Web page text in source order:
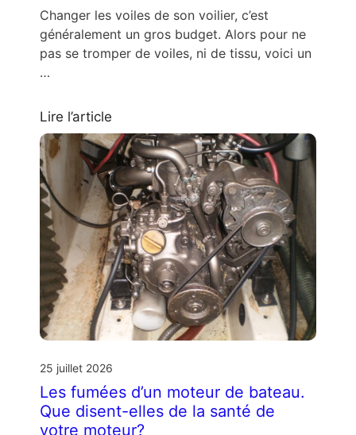
Changer les voiles de son voilier, c’est
généralement un gros budget. Alors pour ne
pas se tromper de voiles, ni de tissu, voici un
…
Lire l’article
25 juillet 2026
Les fumées d’un moteur de bateau.
Que disent-elles de la santé de
votre moteur?